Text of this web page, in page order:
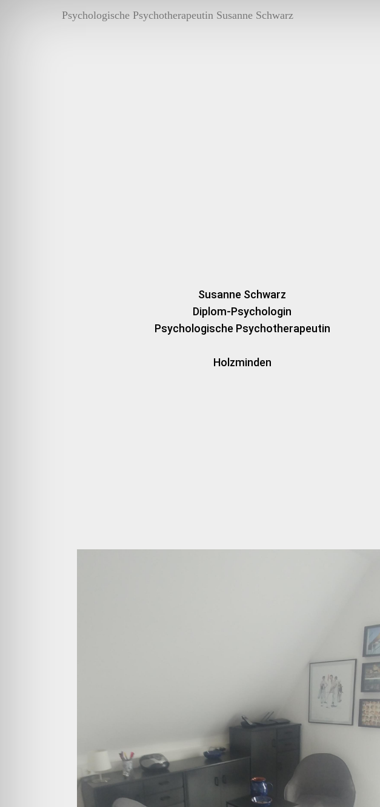
Psychologische Psychotherapeutin Susanne Schwarz
Susanne Schwarz
Diplom-Psychologin
Psychologische Psychotherapeutin
Holzminden